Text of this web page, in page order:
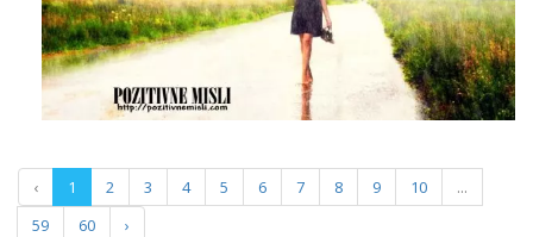
‹ 1 2 3 4 5 6 7 8 9 10
...
59
60 ›